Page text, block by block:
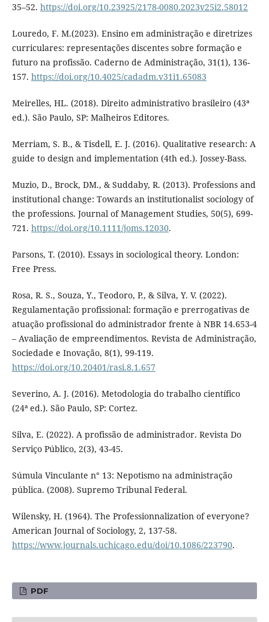
35–52. https://doi.org/10.23925/2178-0080.2023v25i2.58012
Louredo, F. M.(2023). Ensino em administração e diretrizes
curriculares: representações discentes sobre formação e
futuro na profissão. Caderno de Administração, 31(1), 136-
157. https://doi.org/10.4025/cadadm.v31i1.65083
Meirelles, HL. (2018). Direito administrativo brasileiro (43ª
ed.). São Paulo, SP: Malheiros Editores.
Merriam, S. B., & Tisdell, E. J. (2016). Qualitative research: A
guide to design and implementation (4th ed.). Jossey-Bass.
Muzio, D., Brock, DM., & Suddaby, R. (2013). Professions and
institutional change: Towards an institutionalist sociology of
the professions. Journal of Management Studies, 50(5), 699-
721. https://doi.org/10.1111/joms.12030.
Parsons, T. (2010). Essays in sociological theory. London:
Free Press.
Rosa, R. S., Souza, Y., Teodoro, P., & Silva, Y. V. (2022).
Regulamentação profissional: formação e prerrogativas de
atuação profissional do administrador frente à NBR 14.653-4
– Avaliação de empreendimentos. Revista de Administração,
Sociedade e Inovação, 8(1), 99-119.
https://doi.org/10.20401/rasi.8.1.657
Severino, A. J. (2016). Metodologia do trabalho científico
(24ª ed.). São Paulo, SP: Cortez.
Silva, E. (2022). A profissão de administrador. Revista Do
Serviço Público, 2(3), 43-45.
Súmula Vinculante n° 13: Nepotismo na administração
pública. (2008). Supremo Tribunal Federal.
Wilensky, H. (1964). The Professionnalization of everyone?
American Journal of Sociology, 2, 137-58.
https://www.journals.uchicago.edu/doi/10.1086/223790.
PDF